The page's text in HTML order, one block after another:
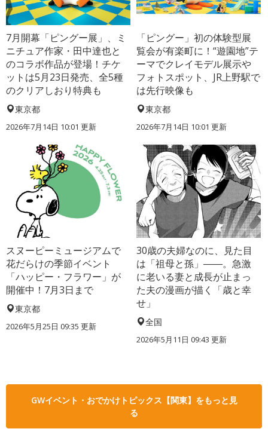
7月開幕「ピングー展」、ミ
ニチュア作家・田中達也と
のコラボ作品が登場！チケ
ットは5月23日発売、全5種
のクリアしおり特典も
東京都
2026年7月14日 10:01 更新
「ピングー」初の体験型展
覧会が有楽町に！“遊園地”テ
ーマでクレイモデル展示や
フォトスポット、JR上野駅で
は先行映像も
東京都
2026年7月14日 10:01 更新
スヌーピーミュージアムで
花だらけの季節イベント
「ハッピー・フラワー」が
開催中！7月3日まで
東京都
2026年5月25日 09:35 更新
30歳の夫婦なのに、見た目
は「祖母と孫」――。急激
に老いる妻と成長が止まっ
た夫の漫画が描く「歳と幸
せ」
全国
2026年5月11日 09:43 更新
GWイベント・おでかけトピックス【関東】をもっと見
る